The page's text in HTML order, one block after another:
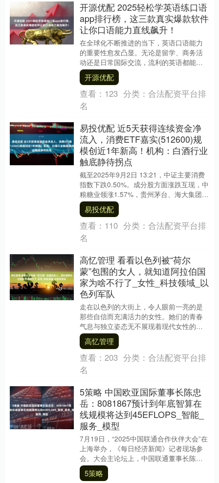
开源优配 2025轻松学英语练口语
app排行榜，这三款真实爆款软件
让你口语能力直线飙升！
在全球化不断推进的当下，英语口语能力
的重要性愈发凸显。无论是留学、商务活
动还是日常国际交流，流利的英语都能让
你更具竞争力。不过，提升英语口语并非
易事，需要在发音....
开源优配
查看： 123 分类： 合法配资平台排
名
易投优配 近5天获得连续资金净
流入，消费ETF嘉实(512600)规
模创近1年新高！机构：白酒行业
触底静待拐点
截至2025年9月2日 13:21，中证主要消费
指数下跌0.50%。成分股方面涨跌互现，中
粮糖业领涨1.57%，贵州茅台、海大集团跟
涨；百润股份领跌，华熙生物、....
易投优配
查看： 110 分类： 合法配资平台排
名
高忆管理 看看以色列被“荷尔
蒙”包围的女人，就知道阿拉伯国
家为啥不行了_女性_科技领域_以
色列军队
走在以色列的大街上，令人眼前一亮的是
那些自信而充满活力的女性。她们的青春
气息与独立姿态无不展现着现代女性的魅
力。这里的女人们个个都敢于展现自己的
风采，充满了自信....
高忆管理
查看： 203 分类： 合法配资平台排
名
5策略 中国欧亚国际董事长陈忠
岳：8081867预计到年底智算在
线规模将达到45EFLOPS_智能_
服务_模型
7月19日，“2025中国联通合作伙伴大会”在
上海举办，《每日经济新闻》记者现场参
会。大会主论坛上，中国联通董事长陈忠
岳提到，去年以来，中国联通建设运营了
上海临....
5策略